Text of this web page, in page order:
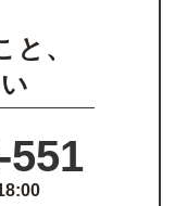
、
551